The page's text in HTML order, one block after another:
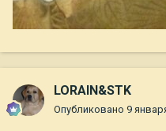
LORAIN&STK
Опубликовано 9